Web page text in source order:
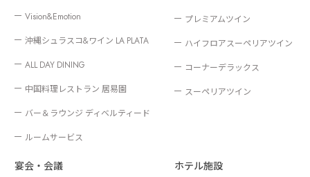
プレミアムツイン
ハイフロアスーペリアツイン
コーナーデラックス
スーペリアツイン
Vision&Emotion
沖縄シュラスコ&ワイン LA PLATA
ALL DAY DINING
中国料理レストラン 居易園
バー＆ラウンジ ディベルティード
ルームサービス
宴会・会議
ホテル施設